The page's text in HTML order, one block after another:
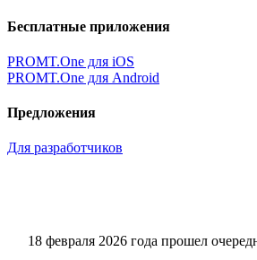
Бесплатные приложения
PROMT.One для iOS
PROMT.One для Android
Предложения
Для разработчиков
18 февраля 2026 года прошел